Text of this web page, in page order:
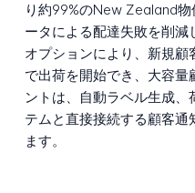
り約99%のNew Zealand
ータによる配達失敗を削減
オプションにより、新規
で出荷を開始でき、大容量
ントは、自動ラベル生成
テムと直接接続する顧客通
ます。